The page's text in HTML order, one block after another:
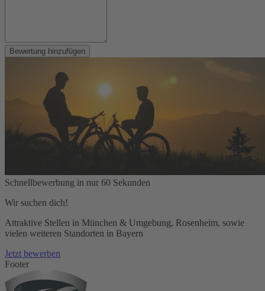
Bewertung hinzufügen
Schnellbewerbung in nur 60 Sekunden
Wir suchen dich!
Attraktive Stellen in München & Umgebung, Rosenheim, sowie
vielen weiteren Standorten in Bayern
Jetzt bewerben
Footer